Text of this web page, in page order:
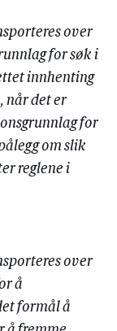
over
for søk i
innhenting
når det er
for
om slik
reglene i
over
å
formål å